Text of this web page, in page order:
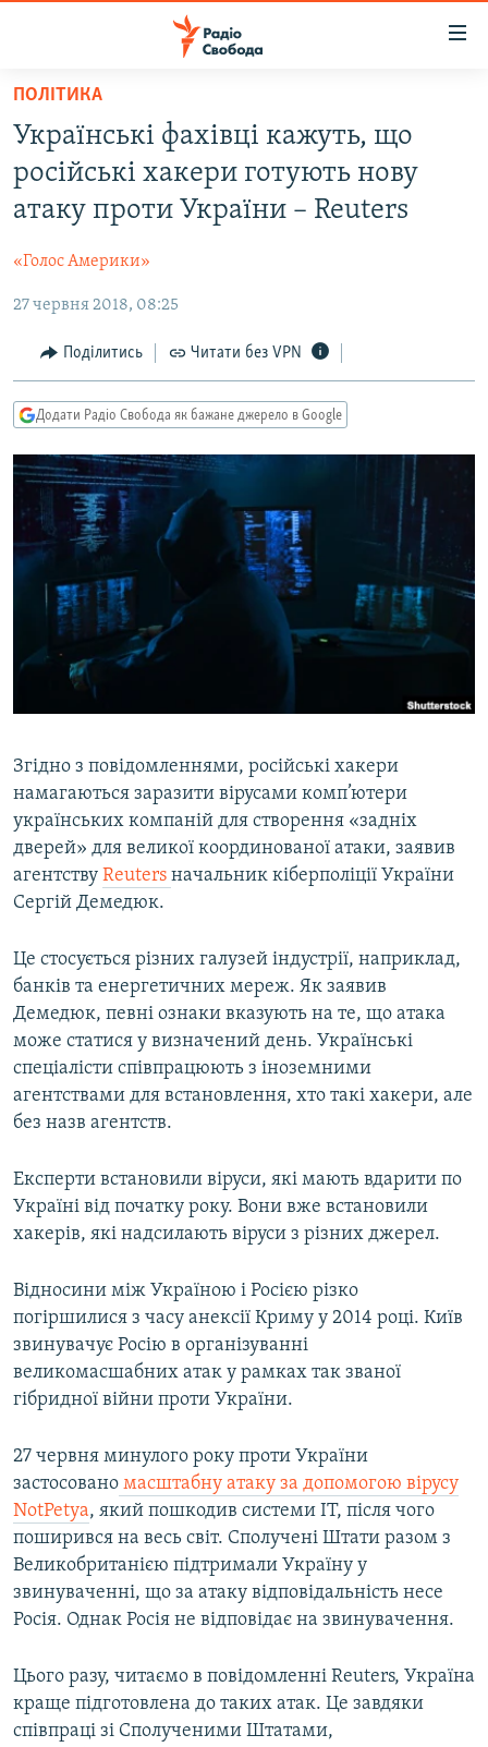
Перейти
основного
матеріалу
Перейти
до
основної
Перейти
пошуку
РАДІО СВОБОДА – 70 РОКІВ
ВСЕ ЗА ДОБУ
СТАТТІ
ЕКОНОМІКА
СУСПІЛЬСТВО
КУЛЬТУРА
УКРАЇНА
СВІТ
РОСІЙСЬКА «ФІЛЬТРАЦІЯ»
ДОНБАС.РЕАЛІЇ
КРИМ.РЕАЛІЇ
СХЕМИ
КИТАЙ.ВИКЛИКИ
МУЛЬТИМЕДІА
ФОТО
СПЕЦПРОЄКТИ
ПОДКАСТИ
КРИМ РЕАЛІЇ
РУС
КТАТ
ДОЛУЧАЙСЯ!
Усі сайти RFE/RL
ПОЛІТИКА
Українські фахівці кажуть, що
російські хакери готують нову
атаку проти України – Reuters
«Голос Америки»
27 червня 2018, 08:25
Поділитись Читати без VPN
Додати Радіо Свобода як бажане джерело в Google
Згідно з повідомленнями, російські хакери
намагаються заразити вірусами комп’ютери
українських компаній для створення «задніх
дверей» для великої координованої атаки, заявив
агентству Reuters начальник кіберполіції України
Сергій Демедюк.
Це стосується різних галузей індустрії, наприклад,
банків та енергетичних мереж. Як заявив
Демедюк, певні ознаки вказують на те, що атака
може статися у визначений день. Українські
спеціалісти співпрацюють з іноземними
агентствами для встановлення, хто такі хакери, але
без назв агентств.
Експерти встановили віруси, які мають вдарити по
Україні від початку року. Вони вже встановили
хакерів, які надсилають віруси з різних джерел.
Відносини між Україною і Росією різко
погіршилися з часу анексії Криму у 2014 році. Київ
звинувачує Росію в організуванні
великомасшабних атак у рамках так званої
гібридної війни проти України.
27 червня минулого року проти України
застосовано масштабну атаку за допомогою вірусу
NotPetya, який пошкодив системи IT, після чого
поширився на весь світ. Сполучені Штати разом з
Великобританією підтримали Україну у
звинуваченні, що за атаку відповідальність несе
Росія. Однак Росія не відповідає на звинувачення.
Цього разу, читаємо в повідомленні Reuters, Україна
краще підготовлена до таких атак. Це завдяки
співпраці зі Сполученими Штатами,